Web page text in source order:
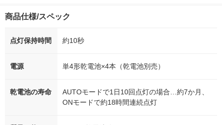
商品仕様/スペック
点灯保持時間 約10秒
電源 単4形乾電池×4本（乾電池別売）
乾電池の寿命
AUTOモードで1日10回点灯の場合…約7か月、
ONモードで約18時間連続点灯